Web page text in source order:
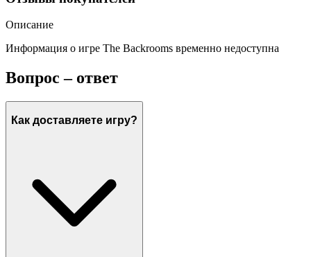
Описание
Информация о игре The Backrooms временно недоступна
Вопрос – ответ
Как доставляете игру?